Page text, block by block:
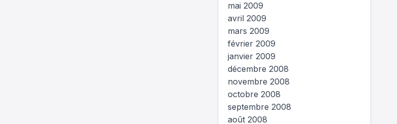
mai 2009
avril 2009
mars 2009
février 2009
janvier 2009
décembre 2008
novembre 2008
octobre 2008
septembre 2008
août 2008